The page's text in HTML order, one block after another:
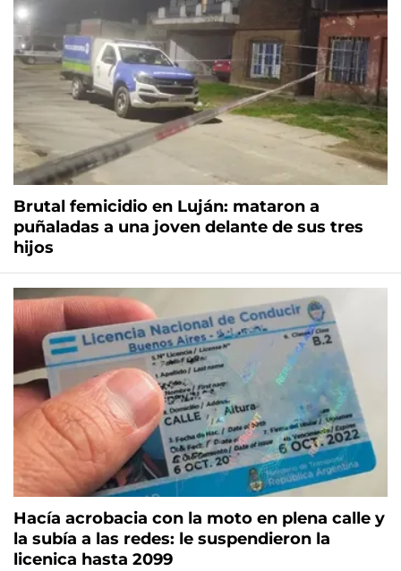
Brutal femicidio en Luján: mataron a
puñaladas a una joven delante de sus tres
hijos
Hacía acrobacia con la moto en plena calle y
la subía a las redes: le suspendieron la
licenica hasta 2099